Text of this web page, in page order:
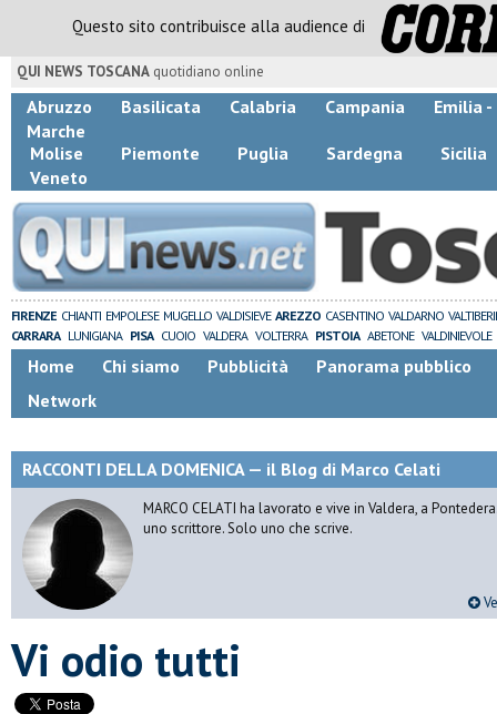
Questo sito contribuisce alla audience di
QUI NEWS TOSCANA quotidiano online
Abruzzo Basilicata Calabria Campania
Emilia -
Marche
Molise
Piemonte Puglia Sardegna
Sicilia
Veneto
FIRENZE CHIANTI EMPOLESE MUGELLO VALDISIEVE AREZZO CASENTINO VALDARNO
CARRARA LUNIGIANA PISA CUOIO VALDERA VOLTERRA PISTOIA ABETONE VALDINIEVOLE
Home Chi siamo Pubblicità
Panorama pubblico
Network
RACCONTI DELLA DOMENICA — il Blog di Marco Celati
MARCO CELATI ha lavorato e vive in Valdera, a
uno scrittore. Solo uno che scrive.
Vi odio tutti